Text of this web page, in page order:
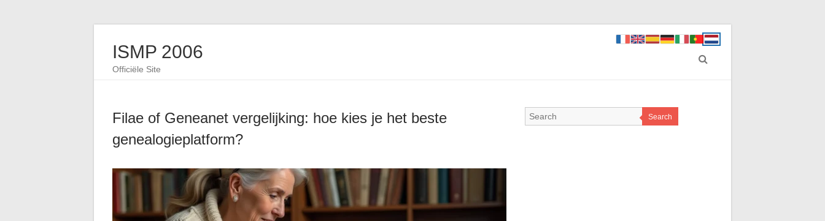
ISMP 2006
Officiële Site
Filae of Geneanet vergelijking: hoe kies je het beste
genealogieplatform?
Search